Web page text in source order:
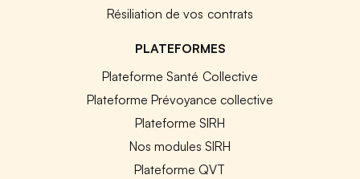
Résiliation de vos contrats
PLATEFORMES
Plateforme Santé Collective
Plateforme Prévoyance collective
Plateforme SIRH
Nos modules SIRH
Plateforme QVT